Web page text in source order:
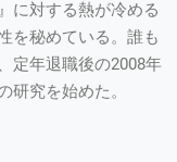
に対する熱が冷める
を秘めている。誰も
定年退職後の2008年
研究を始めた。